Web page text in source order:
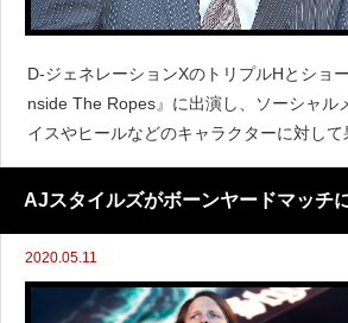
D-ジェネレーションXのトリプルHとショ
nside The Ropes』に出演し、ソーシャル
イスやヒールなどのキャラクターに対し
について言及しました。 (さらに&hellip;)
AJスタイルズがボーンヤードマッチ
2020.05.11